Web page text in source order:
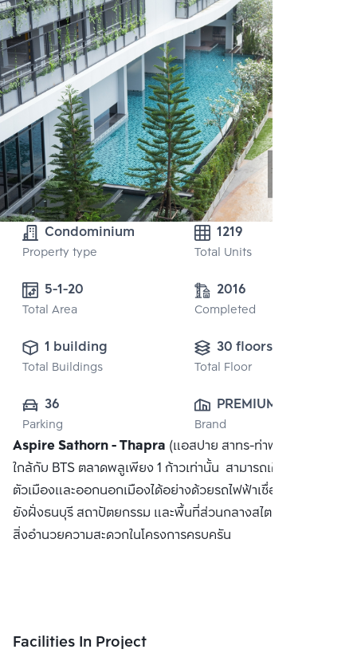
Condominium
Property type
1219
Total Units
5-1-20
Total Area
2016
Completed
1 building
Total Buildings
30 floors
Total Floor
36
Parking
PREMIUM
RESIDENCE CO.,
LTD.
Brand
Aspire Sathorn - Thapra (แอสปาย สาทร-ท่าพระ) คอนโดที่
ใกล้กับ BTS ตลาดพลูเพียง 1 ก้าวเท่านั้น สามารถเดินทางเข้าสู่
ตัวเมืองและออกนอกเมืองได้อย่างด้วยรถไฟฟ้าเชื่อมต่อสาทรไป
ยังฝั่งธนบุรี สถาปัตยกรรม และพื้นที่ส่วนกลางสไตล์ญี่ปุ่น พร้อม
สิ่งอำนวยความสะดวกในโครงการครบครัน
Facilities In Project